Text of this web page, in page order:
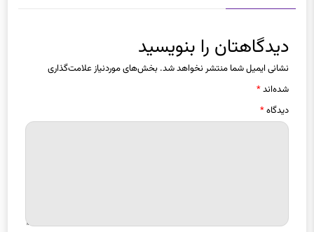
دیدگاهتان را بنویسید
نشانی ایمیل شما منتشر نخواهد شد. بخش‌های موردنیاز علامت‌گذاری
شده‌اند*
دیدگاه*